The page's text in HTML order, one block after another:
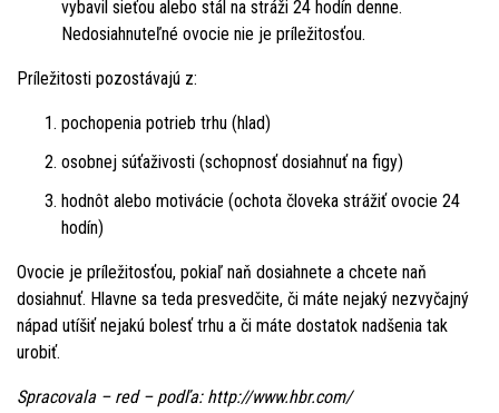
vybavil sieťou alebo stál na stráži 24 hodín denne.
Nedosiahnuteľné ovocie nie je príležitosťou.
Príležitosti pozostávajú z:
pochopenia potrieb trhu (hlad)
osobnej súťaživosti (schopnosť dosiahnuť na figy)
hodnôt alebo motivácie (ochota človeka strážiť ovocie 24
hodín)
Ovocie je príležitosťou, pokiaľ naň dosiahnete a chcete naň
dosiahnuť. Hlavne sa teda presvedčite, či máte nejaký nezvyčajný
nápad utíšiť nejakú bolesť trhu a či máte dostatok nadšenia tak
urobiť.
Spracovala – red – podľa: http://www.hbr.com/